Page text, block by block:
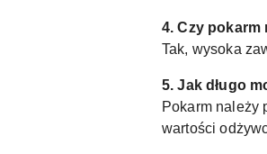
4. Czy pokarm
Tak, wysoka
5. Jak długo
Pokarm należy
wartości